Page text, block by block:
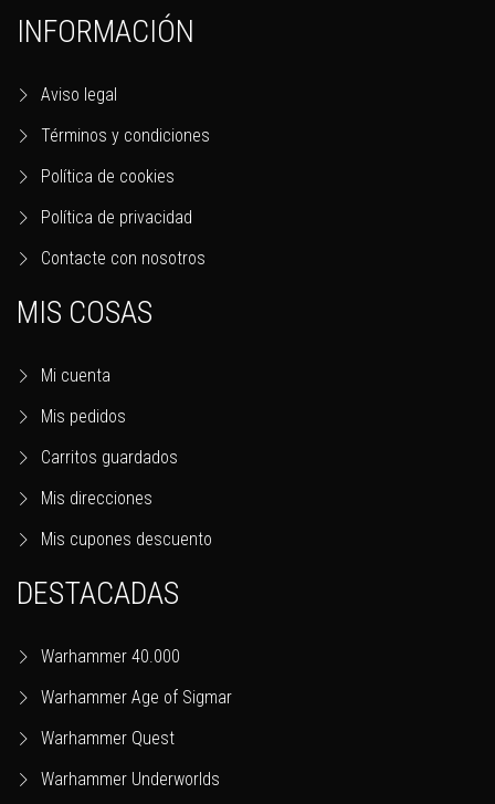
INFORMACIÓN
Aviso legal
Términos y condiciones
Política de cookies
Política de privacidad
Contacte con nosotros
MIS COSAS
Mi cuenta
Mis pedidos
Carritos guardados
Mis direcciones
Mis cupones descuento
DESTACADAS
Warhammer 40.000
Warhammer Age of Sigmar
Warhammer Quest
Warhammer Underworlds